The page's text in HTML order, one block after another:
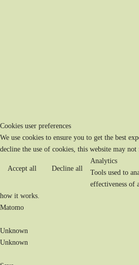
Cookies user preferences
We use cookies to ensure you to get the best
decline the use of cookies, this website may not
Accept all Decline all
Analytics
Tools used to
effectiveness of
how it works.
Matomo
Unknown
Unknown